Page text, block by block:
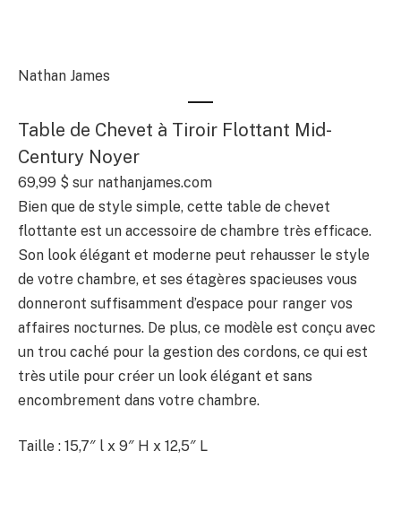
Nathan James
Table de Chevet à Tiroir Flottant Mid-
Century Noyer
69,99 $ sur nathanjames.com
Bien que de style simple, cette table de chevet
flottante est un accessoire de chambre très efficace.
Son look élégant et moderne peut rehausser le style
de votre chambre, et ses étagères spacieuses vous
donneront suffisamment d’espace pour ranger vos
affaires nocturnes. De plus, ce modèle est conçu avec
un trou caché pour la gestion des cordons, ce qui est
très utile pour créer un look élégant et sans
encombrement dans votre chambre.
Taille : 15,7″ l x 9″ H x 12,5″ L